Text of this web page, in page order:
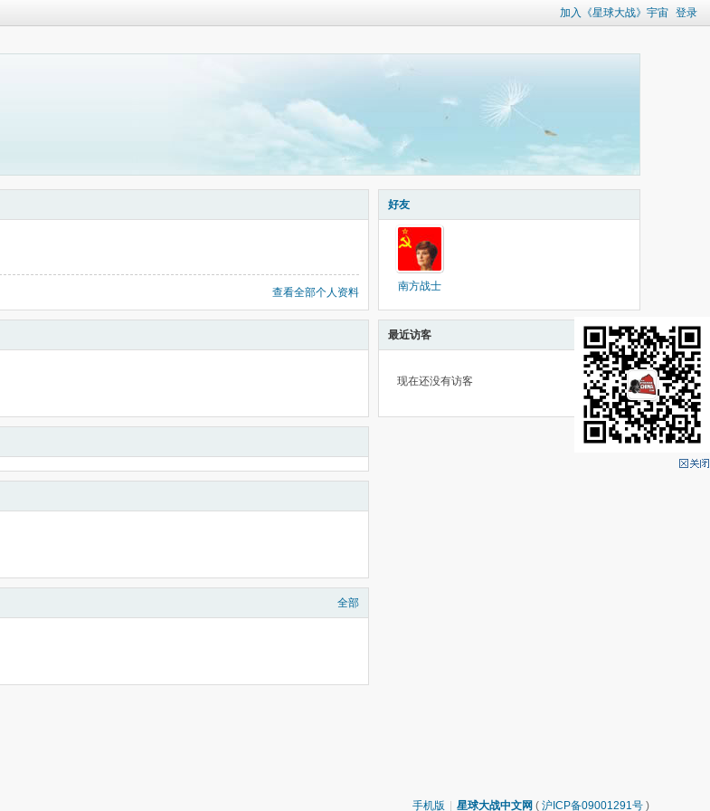
加入《星球大战》宇宙 登录
查看全部个人资料
全部
好友
南方战士
最近访客
现在还没有访客
手机版 星球大战中文网 ( 沪ICP备09001291号 )